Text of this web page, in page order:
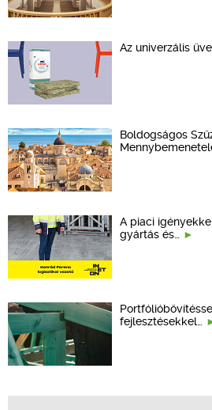
Az univerzális
Boldogságos
A piaci
gyártás és…
fejlesztésekkel…